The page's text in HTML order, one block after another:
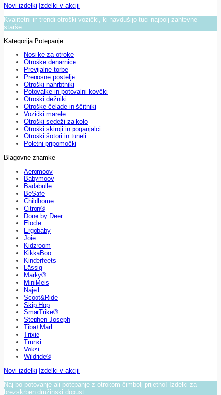
Novi izdelki Izdelki v akciji
Kvalitetni in trendi otroški vozički, ki navdušijo tudi najbolj zahtevne
starše.
Kategorija Potepanje
Nosilke za otroke
Otroške denarnice
Previjalne torbe
Prenosne postelje
Otroški nahrbtniki
Potovalke in potovalni kovčki
Otroški dežniki
Otroške čelade in ščitniki
Vozički marele
Otroški sedeži za kolo
Otroški skiroji in poganjalci
Otroški šotori in tuneli
Poletni pripomočki
Blagovne znamke
Aeromoov
Babymoov
Badabulle
BeSafe
Childhome
Citron®
Done by Deer
Elodie
Ergobaby
Joie
Kidzroom
KikkaBoo
Kinderfeets
Lässig
Marky®
MiniMeis
Najell
Scoot&Ride
Skip Hop
SmarTrike®
Stephen Joseph
Tiba+Marl
Trixie
Trunki
Voksi
Wildride®
Novi izdelki Izdelki v akciji
Naj bo potovanje ali potepanje z otrokom čimbolj prijetno! Izdelki za
brezskrben družinski dopust.